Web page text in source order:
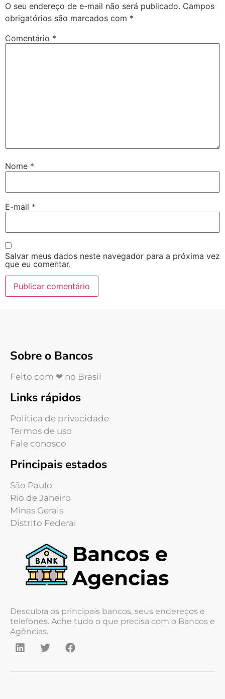
O seu endereço de e-mail não será publicado. Campos
obrigatórios são marcados com *
Comentário *
Nome *
E-mail *
Salvar meus dados neste navegador para a próxima vez
que eu comentar.
Sobre o Bancos
Feito com ❤ no Brasil
Links rápidos
Política de privacidade
Termos de uso
Fale conosco
Principais estados
São Paulo
Rio de Janeiro
Minas Gerais
Distrito Federal
Descubra os principais bancos, seus endereços e
telefones. Ache tudo o que precisa com o Bancos e
Agências.